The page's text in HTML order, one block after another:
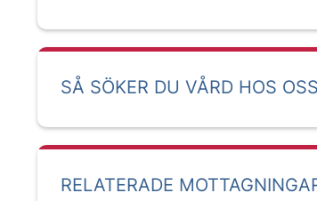
SÅ SÖKER DU VÅRD HOS OSS
RELATERADE